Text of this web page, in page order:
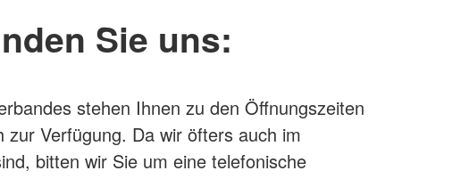
Sie uns:
stehen Ihnen zu den Öffnungszeiten
zur Verfügung. Da wir öfters auch im
bitten wir Sie um eine telefonische